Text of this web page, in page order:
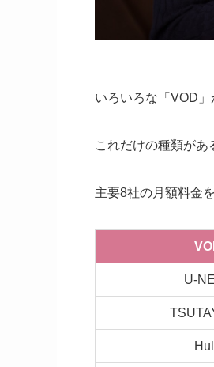
いろいろな「VOD
これだけの種類があ
主要8社の月額料金
U-